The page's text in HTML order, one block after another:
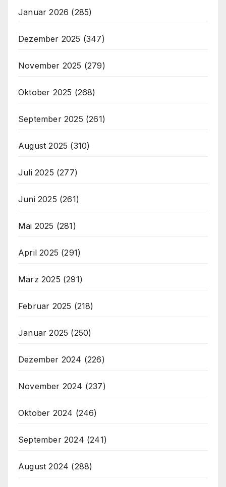
Januar 2026 (285)
Dezember 2025 (347)
November 2025 (279)
Oktober 2025 (268)
September 2025 (261)
August 2025 (310)
Juli 2025 (277)
Juni 2025 (261)
Mai 2025 (281)
April 2025 (291)
März 2025 (291)
Februar 2025 (218)
Januar 2025 (250)
Dezember 2024 (226)
November 2024 (237)
Oktober 2024 (246)
September 2024 (241)
August 2024 (288)